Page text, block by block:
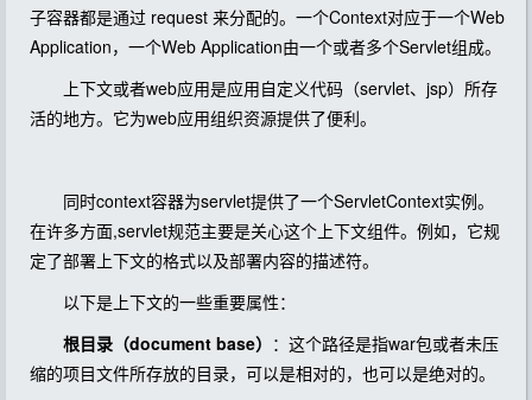
子容器都是通过 request 来分配的。一个Context对应于一个Web
Application，一个Web Application由一个或者多个Servlet组成。
上下文或者web应用是应用自定义代码（servlet、jsp）所存
活的地方。它为web应用组织资源提供了便利。
同时context容器为servlet提供了一个ServletContext实例。
在许多方面,servlet规范主要是关心这个上下文组件。例如，它规
定了部署上下文的格式以及部署内容的描述符。
以下是上下文的一些重要属性：
根目录（document base） ：这个路径是指war包或者未压
缩的项目文件所存放的目录，可以是相对的，也可以是绝对的。